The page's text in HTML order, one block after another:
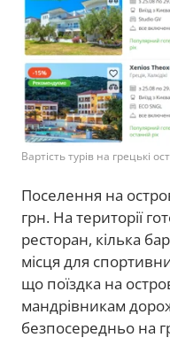
Вартість турів на грецькі
Поселення на
грн. На території
ресторан, кілька
місця для
що поїздка на
мандрівникам
безпосередньо на